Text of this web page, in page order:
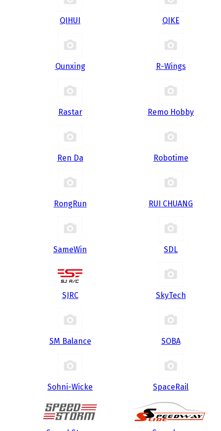
QIHUI QIKE
Qunxing R-Wings
Rastar Remo Hobby
Ren Da Robotime
RongRun RUI CHUANG
SameWin SDL
SJRC SkyTech
SM Balance SOBA
Sohni-Wicke SpaceRail